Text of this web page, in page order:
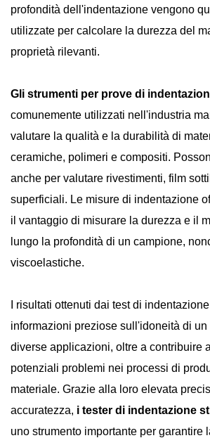
profondità dell'indentazione vengono
utilizzate per calcolare la durezza del
proprietà rilevanti.
Gli strumenti per prove di
comunemente utilizzati nell'industria
valutare la qualità e la durabilità di
ceramiche, polimeri e compositi.
anche per valutare rivestimenti, film
superficiali. Le misure di indentazione
il vantaggio di misurare la durezza e il
lungo la profondità di un campione,
viscoelastiche.
I risultati ottenuti dai test di
informazioni preziose sull'idoneità di un
diverse applicazioni, oltre a contribuire
potenziali problemi nei processi di
materiale. Grazie alla loro elevata
accuratezza, i tester di indentazione
uno strumento importante per garantire